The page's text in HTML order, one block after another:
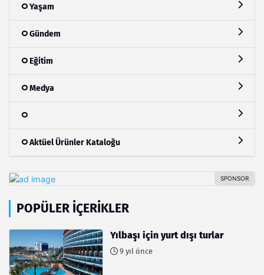
Yaşam
Gündem
Eğitim
Medya
Aktüel Ürünler Kataloğu
POPÜLER İÇERIKLER
Yılbaşı için yurt dışı turlar
9 yıl önce